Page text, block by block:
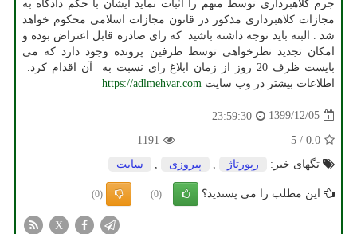
جرم کلاهبرداری توسط متهم را اثبات نماید ایشان با حکم دادگاه به
مجازات کلاهبرداری مذکور در قانون مجازات اسلامی محکوم خواهد
شد . البته باید توجه داشته باشید که رای صادره قابل اعتراض بوده و
امکان تجدید نظرخواهی توسط طرفین پرونده وجود دارد که می
بایست ظرف 20 روز از زمان ابلاغ رای نسبت به آن اقدام کرد.
اطلاعات بیشتر در وب سایت https://adlmehvar.com
1399/12/05
23:59:30
0.0
/
5
1191
تگهای خبر:
رپورتاژ پیروزی سایت
این مطلب را می پسندید؟ (0)
(0)
X